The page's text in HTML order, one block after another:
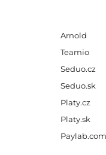
Arnold
Teamio
Seduo.cz
Seduo.sk
Platy.cz
Platy.sk
Paylab.com